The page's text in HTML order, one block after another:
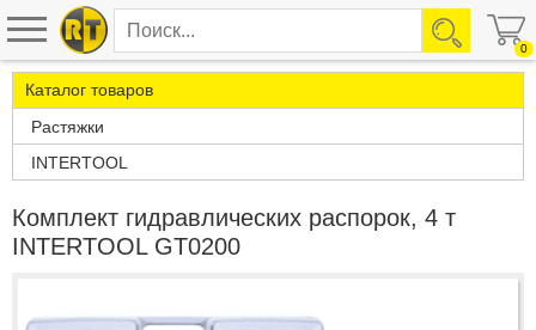
0
Каталог товаров
Растяжки
INTERTOOL
Комплект гидравлических распорок, 4 т
INTERTOOL GT0200